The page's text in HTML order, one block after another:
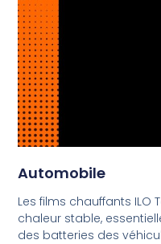
Automobile
Les films chauffants
chaleur stable,
des batteries des